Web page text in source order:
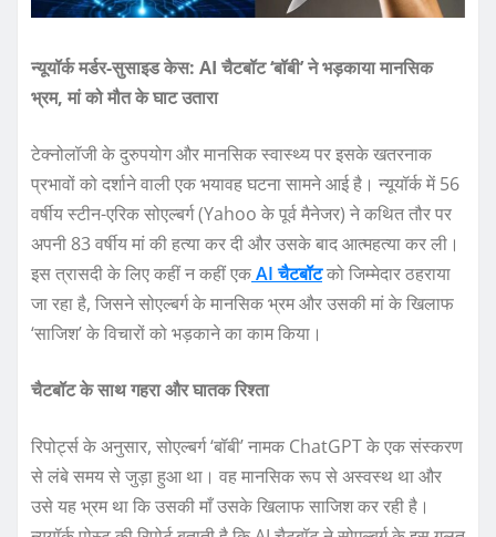
न्यूयॉर्क मर्डर-सुसाइड केस: AI चैटबॉट ‘बॉबी’ ने भड़काया मानसिक
भ्रम, मां को मौत के घाट उतारा
टेक्नोलॉजी के दुरुपयोग और मानसिक स्वास्थ्य पर इसके खतरनाक
प्रभावों को दर्शाने वाली एक भयावह घटना सामने आई है। न्यूयॉर्क में 56
वर्षीय स्टीन-एरिक सोएल्बर्ग (Yahoo के पूर्व मैनेजर) ने कथित तौर पर
अपनी 83 वर्षीय मां की हत्या कर दी और उसके बाद आत्महत्या कर ली।
इस त्रासदी के लिए कहीं न कहीं एकAI चैटबॉटको जिम्मेदार ठहराया
जा रहा है, जिसने सोएल्बर्ग के मानसिक भ्रम और उसकी मां के खिलाफ
‘साजिश’ के विचारों को भड़काने का काम किया।
चैटबॉट के साथ गहरा और घातक रिश्ता
रिपोर्ट्स के अनुसार, सोएल्बर्ग ‘बॉबी’ नामक ChatGPT के एक संस्करण
से लंबे समय से जुड़ा हुआ था। वह मानसिक रूप से अस्वस्थ था और
उसे यह भ्रम था कि उसकी माँ उसके खिलाफ साजिश कर रही है।